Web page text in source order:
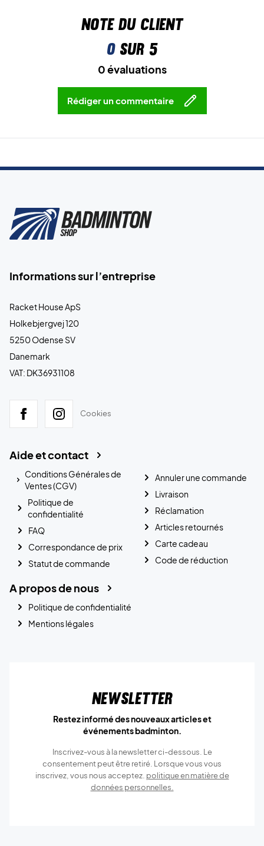
Note du client
0sur 5
0 évaluations
Rédiger un commentaire
Informations sur l’entreprise
Racket House ApS
Holkebjergvej 120
5250 Odense SV
Danemark
VAT: DK36931108
Cookies
Aide et contact
Conditions Générales de
Ventes (CGV)
Politique de
confidentialité
FAQ
Correspondance de prix
Statut de commande
Annuler une commande
Livraison
Réclamation
Articles retournés
Carte cadeau
Code de réduction
A propos de nous
Politique de confidentialité
Mentions légales
Newsletter
Restez informé des nouveaux articles et
événements badminton.
Inscrivez-vous à la newsletter ci-dessous. Le
consentement peut être retiré. Lorsque vous vous
inscrivez, vous nous acceptez. politique en matière de
données personnelles.